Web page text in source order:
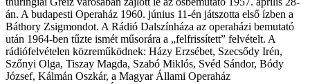
án. A budapesti Operaház 1960. június 11-én játszotta első ízben a
Báthory Zsigmondot. A Rádió Dalszínháza az operaházi bemutató
után 1964-ben tűzte ismét műsorára a „felfrissített” felvételt. A
rádiófelvételen közreműködnek: Házy Erzsébet, Szecsődy Irén,
Szőnyi Olga, Tiszay Magda, Szabó Miklós, Svéd Sándor, Bódy
József, Kálmán Oszkár, a Magyar Állami Operaház